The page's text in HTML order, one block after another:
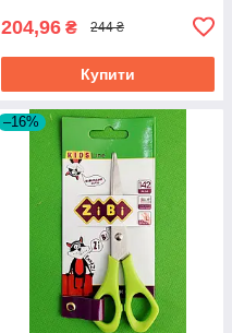
204,96 ₴ 244 ₴
Купити
–16%